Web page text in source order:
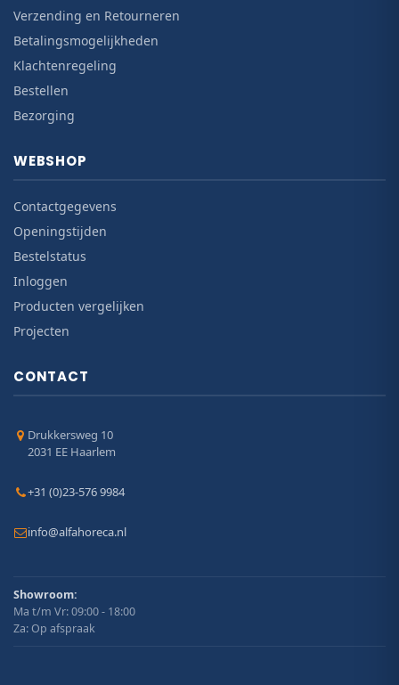
Verzending en Retourneren
Betalingsmogelijkheden
Klachtenregeling
Bestellen
Bezorging
WEBSHOP
Contactgegevens
Openingstijden
Bestelstatus
Inloggen
Producten vergelijken
Projecten
CONTACT
Drukkersweg 10
2031 EE Haarlem
+31 (0)23-576 9984
info@alfahoreca.nl
Showroom:
Ma t/m Vr: 09:00 - 18:00
Za: Op afspraak